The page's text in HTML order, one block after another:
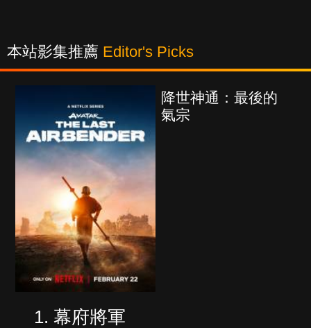
本站影集推薦 Editor's Picks
降世神通：最後的
氣宗
幕府將軍